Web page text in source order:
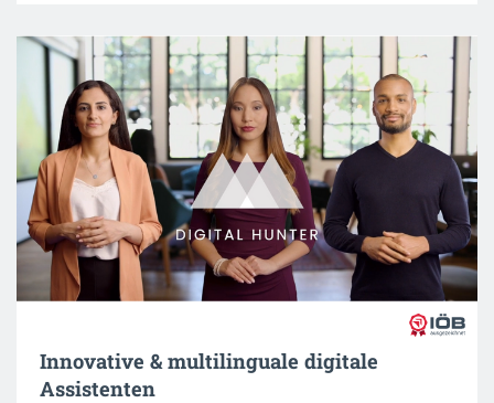
Innovative & multilinguale digitale
Assistenten